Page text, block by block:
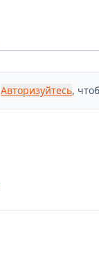
Авторизуйтесь,